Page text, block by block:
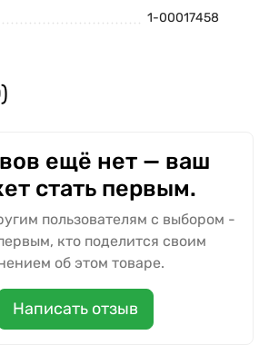
1-00017458
ещё нет — ваш
стать первым.
пользователям с выбором -
кто поделится своим
об этом товаре.
Написать отзыв